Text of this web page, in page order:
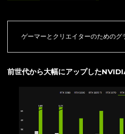
ゲーマーとクリエイターのためのグ
前世代から大幅にアップした